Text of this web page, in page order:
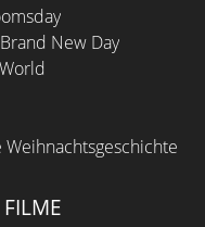
New Day
Weihnachtsgeschichte